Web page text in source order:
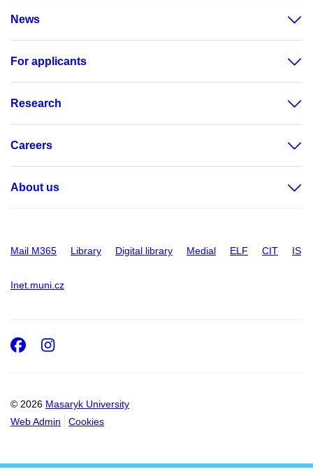
News
For applicants
Research
Careers
About us
Mail M365 Library Digital library Medial ELF CIT IS
Inet.muni.cz
© 2026 Masaryk University
Web Admin
Cookies
Facebook
Instagram